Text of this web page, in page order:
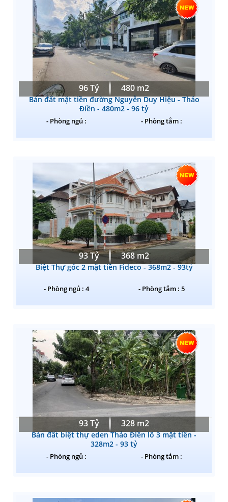
96 Tỷ 480 m2
Bán đất mặt tiền đường Nguyễn Duy Hiệu - Thảo
Điền - 480m2 - 96 tỷ
- Phòng ngủ : - Phòng tắm :
93 Tỷ 368 m2
Biệt Thự góc 2 mặt tiền Fideco - 368m2 - 93tỷ
- Phòng ngủ : 4 - Phòng tắm : 5
93 Tỷ 328 m2
Bán đất biệt thự eden Thảo Điền lô 3 mặt tiền -
328m2 - 93 tỷ
- Phòng ngủ : - Phòng tắm :